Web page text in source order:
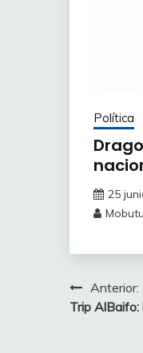
Política
25
de
Anterior:
Trip